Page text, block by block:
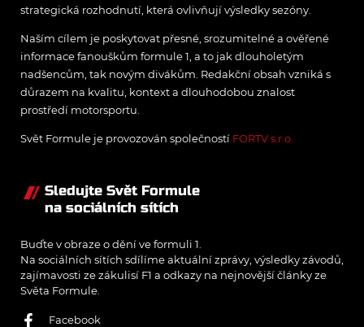
strategická rozhodnutí, která ovlivňují výsledky sezóny.
Naším cílem je poskytovat přesné, srozumitelné a ověřené
informace fanouškům formule 1, a to jak dlouholetým
nadšencům, tak novým divákům. Redakční obsah vzniká s
důrazem na kvalitu, kontext a dlouhodobou znalost
prostředí motorsportu.
Svět Formule je provozován společností FORTV s.r.o.
Sledujte Svět Formule
na sociálních sítích
Buďte v obraze o dění ve formuli 1.
Na sociálních sítích sdílíme aktuální zprávy, výsledky závodů,
zajímavosti ze zákulisí F1 a odkazy na nejnovější články ze
Světa Formule.
Facebook